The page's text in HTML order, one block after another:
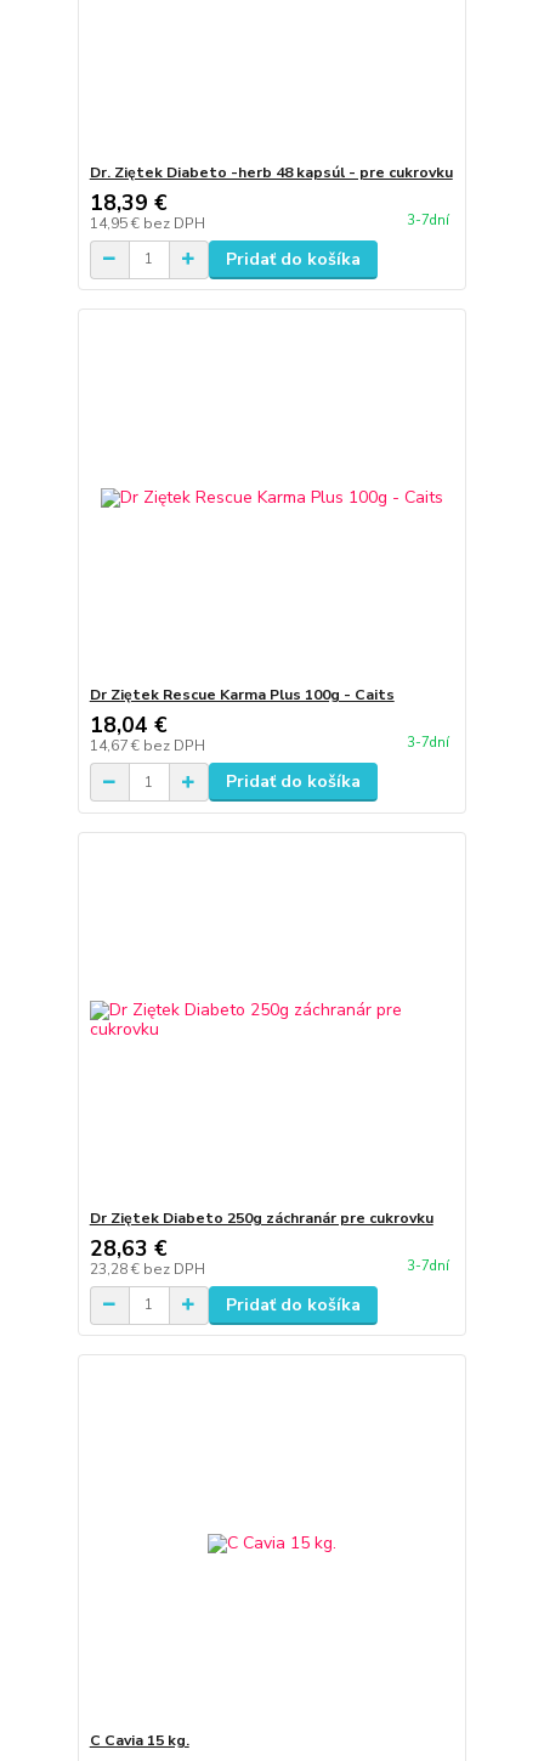
Dr. Ziętek Diabeto -herb 48 kapsúl - pre cukrovku
18,39 €
14,95 € bez DPH 3-7dní
Pridať do košíka
Dr Ziętek Rescue Karma Plus 100g - Caits
18,04 €
14,67 € bez DPH 3-7dní
Pridať do košíka
Dr Ziętek Diabeto 250g záchranár pre cukrovku
28,63 €
23,28 € bez DPH 3-7dní
Pridať do košíka
C Cavia 15 kg.